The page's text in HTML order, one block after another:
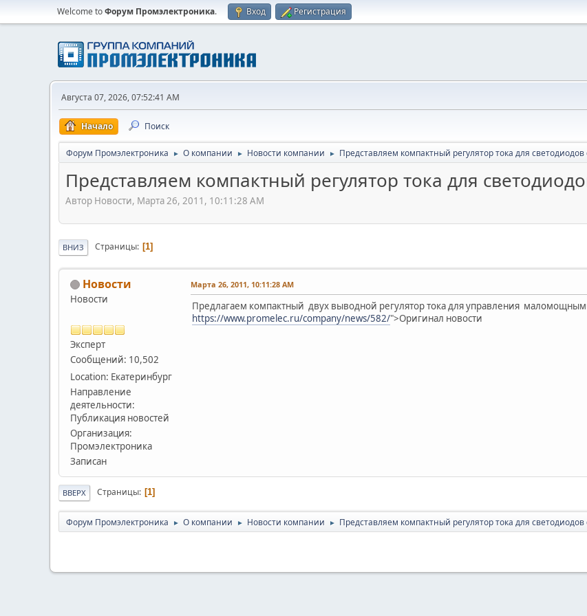
Welcome toФорум Промэлектроника. Вход Регистрация
Августа 07, 2026, 07:52:41 AM
Начало Поиск
Форум Промэлектроника ► О компании ► Новости компании ► Представляем компактный регулятор тока для светодиодов
Представляем компактный регулятор тока для
Автор Новости, Марта 26, 2011, 10:11:28 AM
ВНИЗ Страницы 1
Новости
Новости
Эксперт
Сообщений: 10,502
Location: Екатеринбург
Направление
деятельности:
Публикация новостей
Организация:
Промэлектроника
Записан
Марта 26, 2011, 10:11:28 AM
Предлагаем компактный двух выводной регулятор тока для управления
https://www.promelec.ru/company/news/582/">Оригинал новости
ВВЕРХ Страницы 1
Форум Промэлектроника ► О компании ► Новости компании ► Представляем компактный регулятор тока для светодиодов